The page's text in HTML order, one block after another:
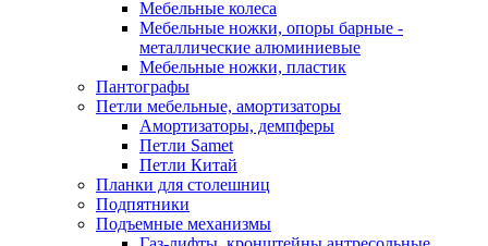
Мебельные колеса
Мебельные ножки, опоры барные -
металлические алюминиевые
Мебельные ножки, пластик
Пантографы
Петли мебельные, амортизаторы
Амортизаторы, демпферы
Петли Samet
Петли Китай
Планки для столешниц
Подпятники
Подъемные механизмы